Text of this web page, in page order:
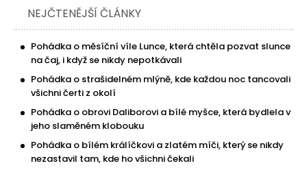
NEJČTENĚJŠÍ ČLÁNKY
Pohádka o měsíční víle Lunce, která chtěla pozvat slunce
na čaj, i když se nikdy nepotkávali
Pohádka o strašidelném mlýně, kde každou noc tancovali
všichni čerti z okolí
Pohádka o obrovi Daliborovi a bílé myšce, která bydlela v
jeho slaměném klobouku
Pohádka o bílém králíčkovi a zlatém míči, který se nikdy
nezastavil tam, kde ho všichni čekali